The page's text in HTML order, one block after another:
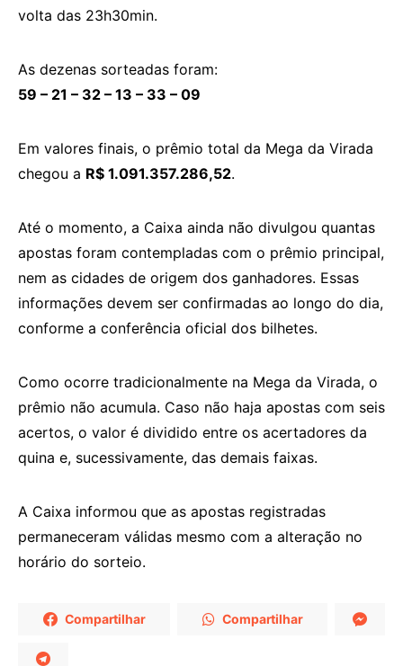
volta das 23h30min.
As dezenas sorteadas foram:
59 – 21 – 32 – 13 – 33 – 09
Em valores finais, o prêmio total da Mega da Virada
chegou a R$ 1.091.357.286,52.
Até o momento, a Caixa ainda não divulgou quantas
apostas foram contempladas com o prêmio principal,
nem as cidades de origem dos ganhadores. Essas
informações devem ser confirmadas ao longo do dia,
conforme a conferência oficial dos bilhetes.
Como ocorre tradicionalmente na Mega da Virada, o
prêmio não acumula. Caso não haja apostas com seis
acertos, o valor é dividido entre os acertadores da
quina e, sucessivamente, das demais faixas.
A Caixa informou que as apostas registradas
permaneceram válidas mesmo com a alteração no
horário do sorteio.
Compartilhar Compartilhar